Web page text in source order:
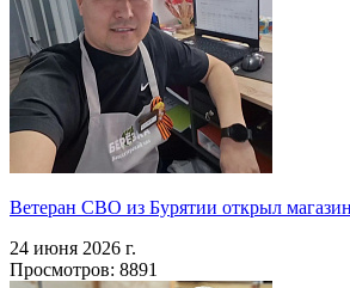
Ветеран СВО из Бурятии открыл
24 июня 2026 г.
Просмотров: 8891